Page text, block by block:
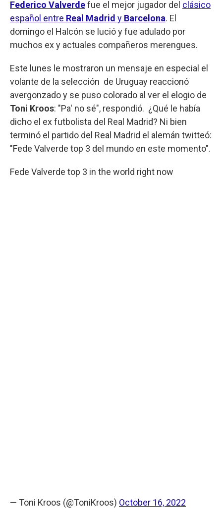
Federico Valverdefue el mejor jugador del clásico
español entre Real Madrid y Barcelona. El
domingo el Halcón se lució y fue adulado por
muchos ex y actuales compañeros merengues.
Este lunes le mostraron un mensaje en especial el
volante de la selección de Uruguay reaccionó
avergonzado y se puso colorado al ver el elogio de
Toni Kroos: "Pa' no sé", respondió. ¿Qué le había
dicho el ex futbolista del Real Madrid? Ni bien
terminó el partido del Real Madrid el alemán twitteó:
"Fede Valverde top 3 del mundo en este momento".
Fede Valverde top 3 in the world right now
— Toni Kroos (@ToniKroos) October 16, 2022